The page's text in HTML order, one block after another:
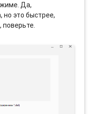
Да,
но это быстрее,
поверьте.